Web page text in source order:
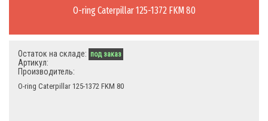
O-ring Caterpillar 125-1372 FKM 80
Остаток на складе: под заказ
Артикул:
Производитель:
O-ring Caterpillar 125-1372 FKM 80